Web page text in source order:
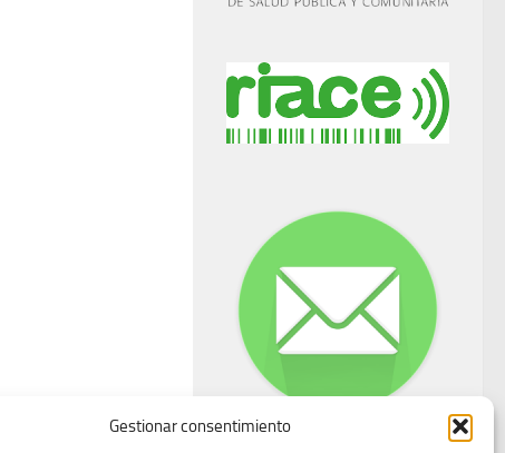
Gestionar consentimientoBuzón de dudas, quejas y sugerencias